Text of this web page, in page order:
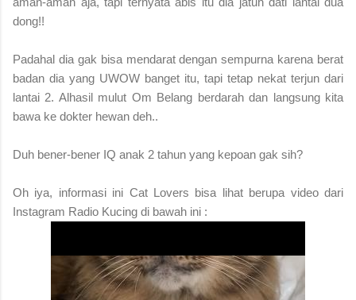
dong!!
Padahal dia gak bisa mendarat dengan sempurna karena berat
badan dia yang UWOW banget itu, tapi tetap nekat terjun dari
lantai 2. Alhasil mulut Om Belang berdarah dan langsung kita
bawa ke dokter hewan deh..
Duh bener-bener IQ anak 2 tahun yang kepoan gak sih?
Oh iya, informasi ini Cat Lovers bisa lihat berupa video dari
Instagram Radio Kucing di bawah ini :